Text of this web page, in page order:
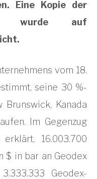
Eine Kopie der
wurde auf
vom 18.
seine 30 %-
Kanada
Im Gegenzug
16.003.700
$ in bar an Geodex
Geodex-